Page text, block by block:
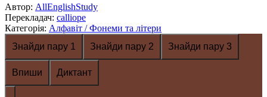
Автор: AllEnglishStudy
Перекладач: calliope
Категорія: Алфавіт / Фонеми та літери
Знайди пару 1
Знайди пару 2 Знайди пару 3
Впиши Диктант